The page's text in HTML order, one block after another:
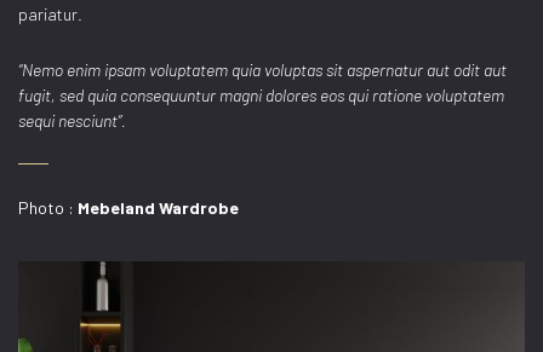
pariatur.
“Nemo enim ipsam voluptatem quia voluptas sit aspernatur aut odit aut
fugit, sed quia consequuntur magni dolores eos qui ratione voluptatem
sequi nesciunt”.
Photo : Mebeland Wardrobe